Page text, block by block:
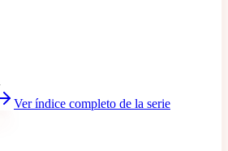
Ver índice completo de la serie